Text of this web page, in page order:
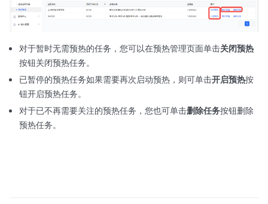
对于暂时无需预热的任务，您可以在预热管理页面单击关闭预热
按钮关闭预热任务。
已暂停的预热任务如果需要再次启动预热，则可单击开启预热按
钮开启预热任务。
对于已不再需要关注的预热任务，您也可单击删除任务按钮删除
预热任务。